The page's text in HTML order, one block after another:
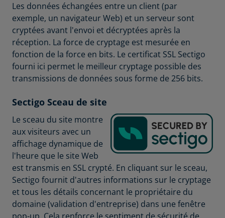
Les données échangées entre un client (par
exemple, un navigateur Web) et un serveur sont
cryptées avant l'envoi et décryptées après la
réception. La force de cryptage est mesurée en
fonction de la force en bits. Le certificat SSL Sectigo
fourni ici permet le meilleur cryptage possible des
transmissions de données sous forme de 256 bits.
Sectigo Sceau de site
Le sceau du site montre
aux visiteurs avec un
affichage dynamique de
l'heure que le site Web
est transmis en SSL crypté. En cliquant sur le sceau,
Sectigo fournit d'autres informations sur le cryptage
et tous les détails concernant le propriétaire du
domaine (validation d'entreprise) dans une fenêtre